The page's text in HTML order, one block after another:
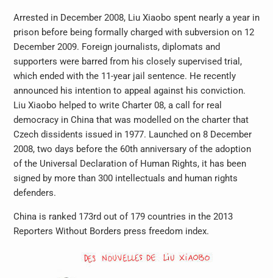
Arrested in December 2008, Liu Xiaobo spent nearly a year in
prison before being formally charged with subversion on 12
December 2009. Foreign journalists, diplomats and
supporters were barred from his closely supervised trial,
which ended with the 11-year jail sentence. He recently
announced his intention to appeal against his conviction.
Liu Xiaobo helped to write Charter 08, a call for real
democracy in China that was modelled on the charter that
Czech dissidents issued in 1977. Launched on 8 December
2008, two days before the 60th anniversary of the adoption
of the Universal Declaration of Human Rights, it has been
signed by more than 300 intellectuals and human rights
defenders.
China is ranked 173rd out of 179 countries in the 2013
Reporters Without Borders press freedom index.